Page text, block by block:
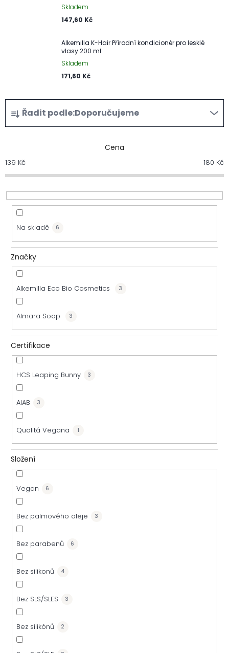
Skladem
147,60 Kč
Alkemilla K-Hair Přírodní kondicionér pro lesklé
vlasy 200 ml
Skladem
171,60 Kč
Ř
a
e
n
Řadit podle:Doporučujeme
Cena
139 Kč 180 Kč
Na skladě 6
Značky
Alkemilla Eco Bio Cosmetics 3
Almara Soap 3
Certifikace
HCS Leaping Bunny 3
AIAB 3
Qualitá Vegana 1
Složení
Vegan 6
Bez palmového oleje 3
Bez parabenů 6
Bez silikonů 4
Bez SLS/SLES 3
Bez silikónů 2